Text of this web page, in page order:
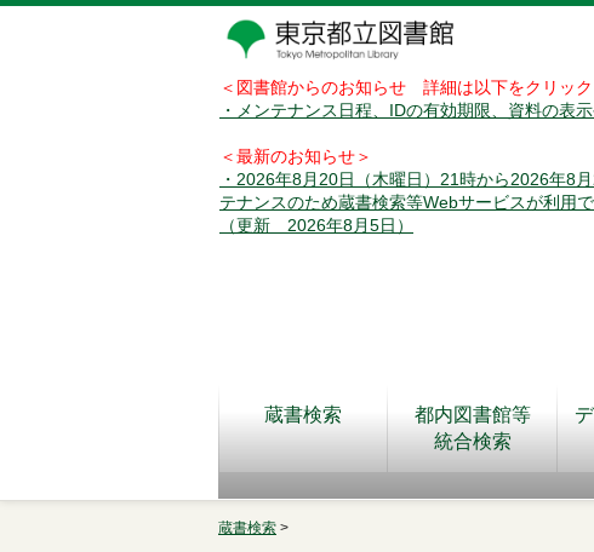
＜図書館からのお知らせ 詳細は以下をクリック
・メンテナンス日程、IDの有効期限、資料の表
＜最新のお知らせ＞
・2026年8月20日（木曜日）21時から2026年8
テナンスのため蔵書検索等Webサービスが利用で
（更新 2026年8月5日）
蔵書検索
都内図書館等
統合検索
蔵書検索 >